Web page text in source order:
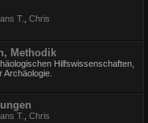
T.
Chris
Methodik
Hilfswissenschaften,
T.
Chris